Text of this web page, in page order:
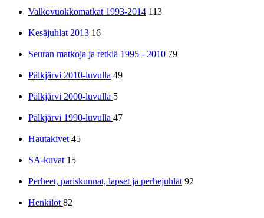
Valkovuokkomatkat 1993-2014 113
Kesäjuhlat 2013 16
Seuran matkoja ja retkiä 1995 - 2010 79
Pälkjärvi 2010-luvulla 49
Pälkjärvi 2000-luvulla 5
Pälkjärvi 1990-luvulla 47
Hautakivet 45
SA-kuvat 15
Perheet, pariskunnat, lapset ja perhejuhlat 92
Henkilöt82